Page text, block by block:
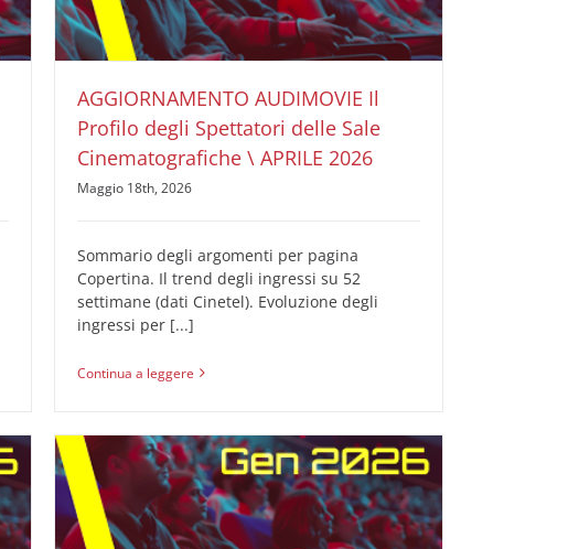
AUDIMOVIE Ricerche Pubblicità Cinema Il Profilo
degli Spettatori delle Sale Cinematografiche
AGGIORNAMENTO AUDIMOVIE Il
Profilo degli Spettatori delle Sale
Cinematografiche \ APRILE 2026
Maggio 18th, 2026
Sommario degli argomenti per pagina
Copertina. Il trend degli ingressi su 52
settimane (dati Cinetel). Evoluzione degli
ingressi per [...]
Continua a leggere
AGGIORNAMENTO AUDIMOVIE Il Profilo degli
Spettatori delle Sale Cinematografiche \ GENNAIO